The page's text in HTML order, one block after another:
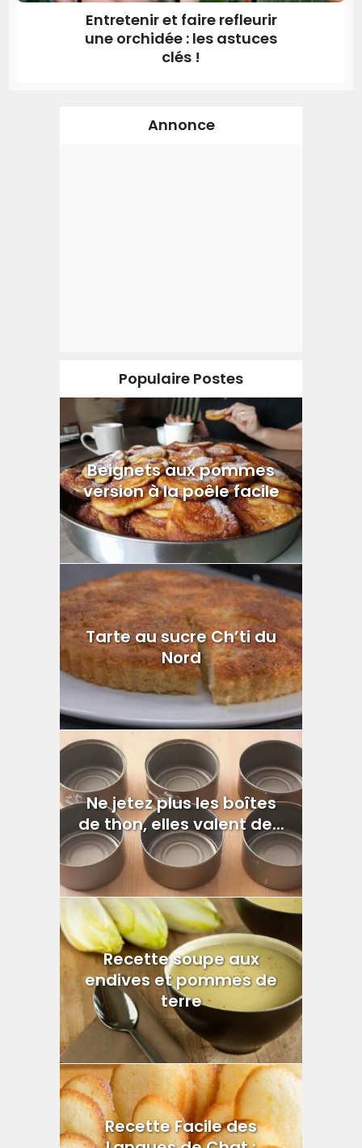
Entretenir et faire refleurir
une orchidée : les astuces
clés !
Annonce
Populaire Postes
Beignets aux pommes
version à la poêle facile
Tarte au sucre Ch’ti du
Nord
Ne jetez plus les boîtes
de thon, elles valent de...
Recette soupe aux
endives et pommes de
terre
Recette Facile des